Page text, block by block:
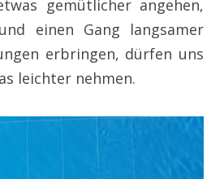
gemütlicher angehen,
einen Gang langsamer
erbringen, dürfen uns
leichter nehmen.